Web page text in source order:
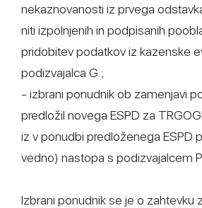
nekaznovanosti iz prvega
niti izpolnjenih in podpisanih
pridobitev podatkov iz kazenske
podizvajalca G.;
- izbrani ponudnik ob zamenjavi
predložil novega ESPD za
iz v ponudbi predloženega ESPD
vedno) nastopa s podizvajalcem P.
Izbrani ponudnik se je o zahtevku